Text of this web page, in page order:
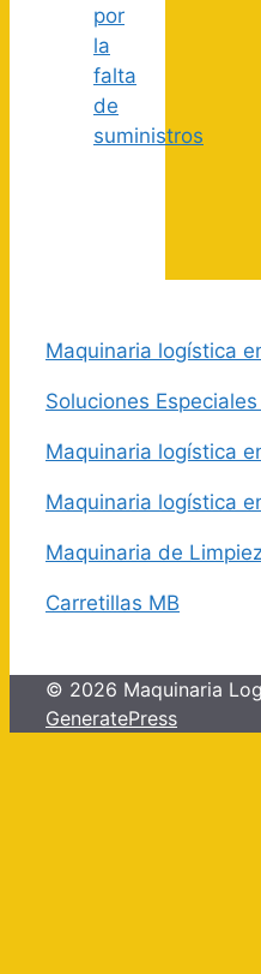
por
la
falta
de
suministros
Maquinaria logística
Soluciones
Maquinaria logística
Maquinaria logística
Maquinaria de
Carretillas MB
© 2026 Maquinaria
GeneratePress